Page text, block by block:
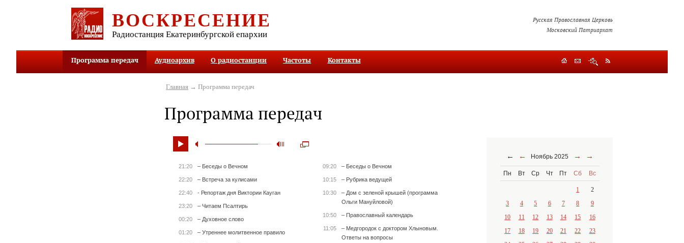
ВОСКРЕСЕНИЕ
Радиостанция Екатеринбургской епархии
Русская Православная Церковь
Московский Патриархат
Программа передач Аудиоархив О радиостанции Частоты Контакты
Главная → Программа передач
Программа передач
21:20 – Беседы о Вечном
22:20 – Встреча за кулисами
22:40 - Репортаж дня Виктории Кауган
23:20 – Читаем Псалтирь
00:20 – Духовное слово
01:20 – Утреннее молитвенное правило
09:20 – Беседы о Вечном
10:15 – Рубрика ведущей
10:30
– Дом с зеленой крышей (программа
Ольги Мануйловой)
10:50 – Православный календарь
11:05
– Медгородок с доктором Хлыновым.
Ответы на вопросы
← ← Ноябрь 2025 → →
Пн Вт Ср Чт Пт Сб Вс
1
2
3
4 5 6 7 8
9
10
11 12 13 14 15
16
17
18 19 20 21 22
23